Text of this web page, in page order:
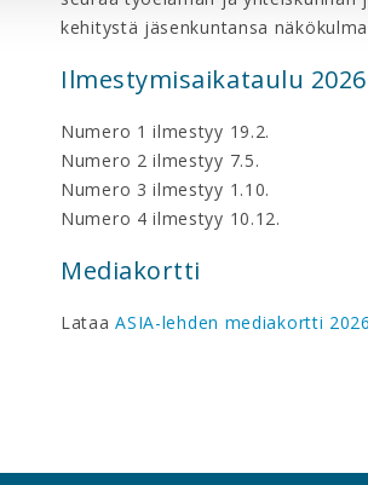
kehitystä jäsenkuntansa
Ilmestymisaikataulu 2026
Numero 1 ilmestyy 19.2.
Numero 2 ilmestyy 7.5.
Numero 3 ilmestyy 1.10.
Numero 4 ilmestyy 10.12.
Mediakortti
LataaASIA-lehden mediakortti 2026